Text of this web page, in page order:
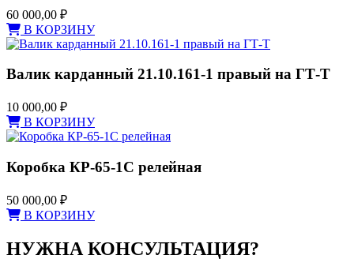
60 000,00 ₽
В КОРЗИНУ
Валик карданный 21.10.161-1 правый на ГТ-Т
10 000,00 ₽
В КОРЗИНУ
Коробка КР-65-1С релейная
50 000,00 ₽
В КОРЗИНУ
НУЖНА КОНСУЛЬТАЦИЯ?